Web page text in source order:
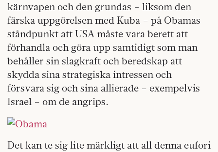
kärnvapen och den grundas – liksom den
färska uppgörelsen med Kuba – på Obamas
ståndpunkt att USA måste vara berett att
förhandla och göra upp samtidigt som man
behåller sin slagkraft och beredskap att
skydda sina strategiska intressen och
försvara sig och sina allierade – exempelvis
Israel – om de angrips.
Det kan te sig lite märkligt att all denna eufori